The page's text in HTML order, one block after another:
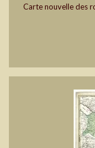
Carte nouvelle des